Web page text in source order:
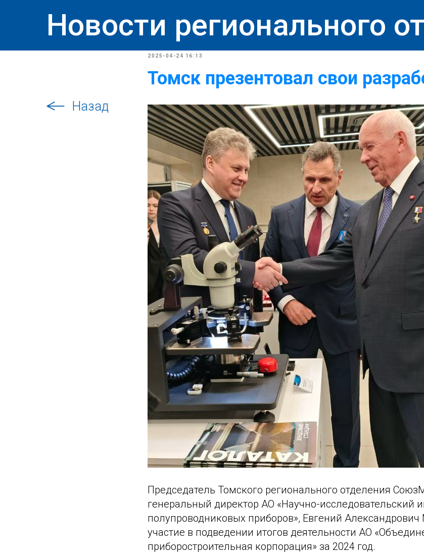
Новости регионального
Назад
2025-04-24 16:13
Томск презентовал свои
Председатель Томского регионального отделения
генеральный директор АО «Научно-исследовательский
полупроводниковых приборов», Евгений
участие в подведении итогов деятельности АО
приборостроительная корпорация» за 2024 год.